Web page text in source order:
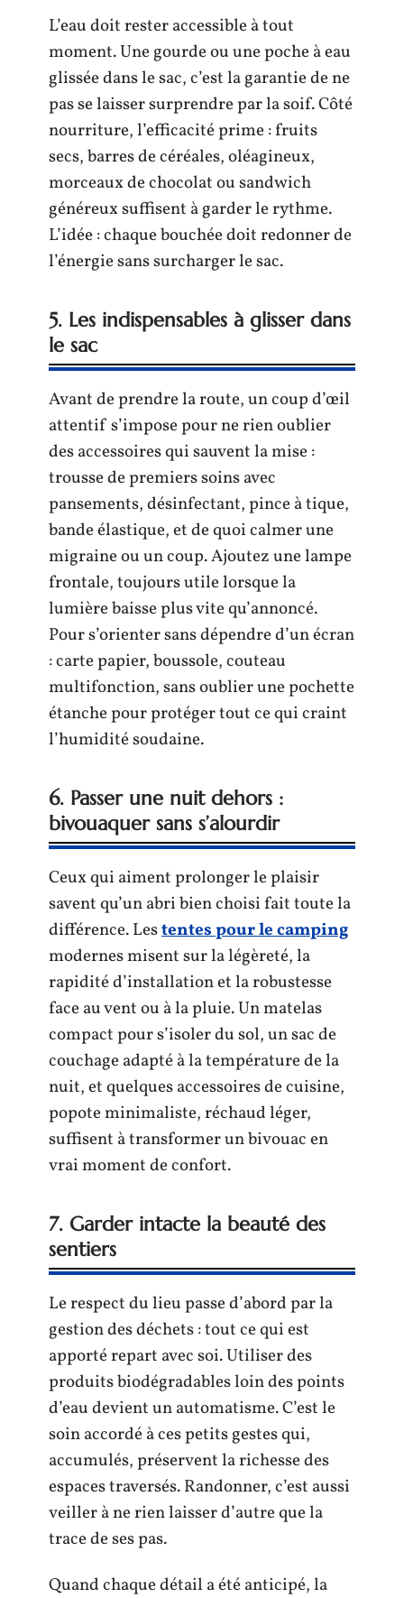
L’eau doit rester accessible à tout
moment. Une gourde ou une poche à eau
glissée dans le sac, c’est la garantie de ne
pas se laisser surprendre par la soif. Côté
nourriture, l’efficacité prime : fruits
secs, barres de céréales, oléagineux,
morceaux de chocolat ou sandwich
généreux suffisent à garder le rythme.
L’idée : chaque bouchée doit redonner de
l’énergie sans surcharger le sac.
5. Les indispensables à glisser dans
le sac
Avant de prendre la route, un coup d’œil
attentif s’impose pour ne rien oublier
des accessoires qui sauvent la mise :
trousse de premiers soins avec
pansements, désinfectant, pince à tique,
bande élastique, et de quoi calmer une
migraine ou un coup. Ajoutez une lampe
frontale, toujours utile lorsque la
lumière baisse plus vite qu’annoncé.
Pour s’orienter sans dépendre d’un écran
: carte papier, boussole, couteau
multifonction, sans oublier une pochette
étanche pour protéger tout ce qui craint
l’humidité soudaine.
6. Passer une nuit dehors :
bivouaquer sans s’alourdir
Ceux qui aiment prolonger le plaisir
savent qu’un abri bien choisi fait toute la
différence. Lestentes pour le camping
modernes misent sur la légèreté, la
rapidité d’installation et la robustesse
face au vent ou à la pluie. Un matelas
compact pour s’isoler du sol, un sac de
couchage adapté à la température de la
nuit, et quelques accessoires de cuisine,
popote minimaliste, réchaud léger,
suffisent à transformer un bivouac en
vrai moment de confort.
7. Garder intacte la beauté des
sentiers
Le respect du lieu passe d’abord par la
gestion des déchets : tout ce qui est
apporté repart avec soi. Utiliser des
produits biodégradables loin des points
d’eau devient un automatisme. C’est le
soin accordé à ces petits gestes qui,
accumulés, préservent la richesse des
espaces traversés. Randonner, c’est aussi
veiller à ne rien laisser d’autre que la
trace de ses pas.
Quand chaque détail a été anticipé, la